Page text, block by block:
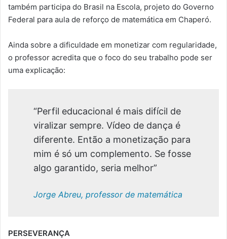
também participa do Brasil na Escola, projeto do Governo
Federal para aula de reforço de matemática em Chaperó.
Ainda sobre a dificuldade em monetizar com regularidade,
o professor acredita que o foco do seu trabalho pode ser
uma explicação:
“Perfil educacional é mais difícil de
viralizar sempre. Vídeo de dança é
diferente. Então a monetização para
mim é só um complemento. Se fosse
algo garantido, seria melhor”
Jorge Abreu, professor de matemática
PERSEVERANÇA